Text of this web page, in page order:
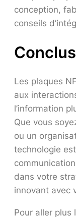
conception,
conseils
Les plaques
aux
l’information
Que vous
ou un
technologie
dans votre
innovant avec
Pour aller plus